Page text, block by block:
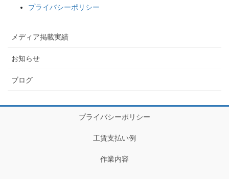
プライバシーポリシー
メディア掲載実績
お知らせ
ブログ
プライバシーポリシー
工賃支払い例
作業内容